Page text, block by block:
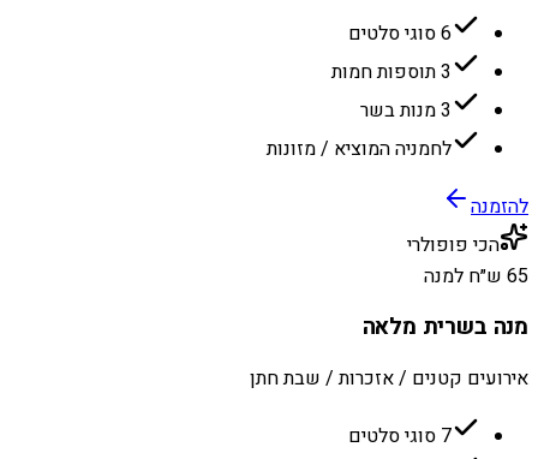
6 סוגי סלטים
3 תוספות חמות
3 מנות בשר
לחמניה המוציא / מזונות
להזמנה
הכי פופולרי
65 ש״ח למנה
מנה בשרית מלאה
אירועים קטנים / אזכרות / שבת חתן
7 סוגי סלטים